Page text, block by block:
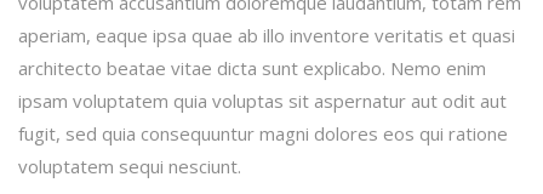
aperiam, eaque ipsa quae ab illo inventore veritatis et quasi
architecto beatae vitae dicta sunt explicabo. Nemo enim
ipsam voluptatem quia voluptas sit aspernatur aut odit aut
fugit, sed quia consequuntur magni dolores eos qui ratione
voluptatem sequi nesciunt.